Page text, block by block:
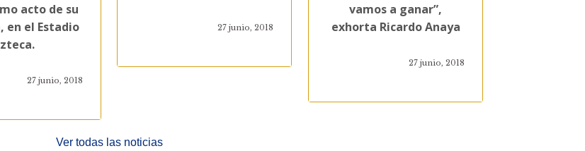
acto de su
en el Estadio
27 junio, 2018
27 junio, 2018
vamos a ganar”,
exhorta Ricardo Anaya
27 junio, 2018
Ver todas las noticias